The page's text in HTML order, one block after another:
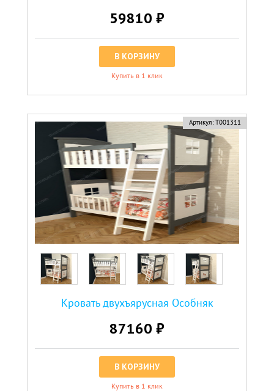
59810 ₽
В КОРЗИНУ
Купить в 1 клик
Артикул: Т001311
Кровать двухъярусная Особняк
87160 ₽
В КОРЗИНУ
Купить в 1 клик